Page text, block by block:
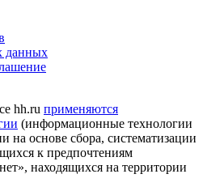
данных
hh.ru применяются
(информационные технологии
на основе сбора, систематизации
к предпочтениям
находящихся на территории